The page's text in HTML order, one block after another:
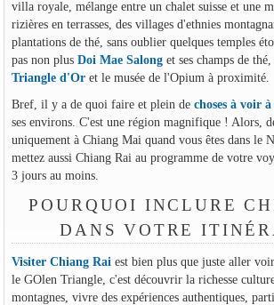
villa royale, mélange entre un chalet suisse et une
rizières en terrasses, des villages d'ethnies
plantations de thé, sans oublier quelques temples
pas non plus Doi Mae Salonget ses champs de
Triangle d'Oret le musée de l'Opium à proximité.
Bref, il y a de quoi faire et plein de choses à voir
ses environs. C'est une région magnifique ! Alors,
uniquement à Chiang Mai quand vous êtes dans le
mettez aussi Chiang Rai au programme de votre
3 jours au moins.
POURQUOI INCLURE
DANS VOTRE
Visiter Chiang Rai est bien plus que juste aller
le GOlen Triangle, c'est découvrir la richesse
montagnes, vivre des expériences authentiques,